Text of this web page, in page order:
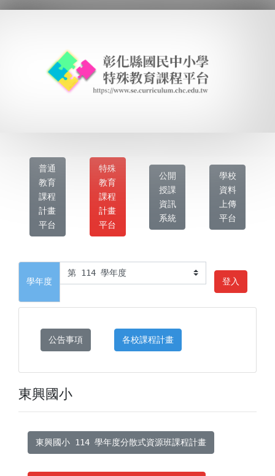
普通
教育
課程
計畫
平台
特殊
教育
課程
計畫
平台
公開
授課
資訊
系統
學校
資料
上傳
平台
學年度 登入
公告事項 各校課程計畫
東興國小
東興國小 114 學年度分散式資源班課程計畫